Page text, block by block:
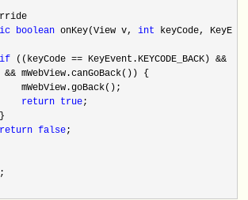
boolean onKey(View v,int keyCode, KeyE
if ((keyCode == KeyEvent.KEYCODE_BACK) &&
&& mWebView.canGoBack()) {
return true;
return false;